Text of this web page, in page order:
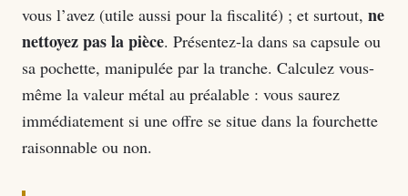
vous l’avez (utile aussi pour la fiscalité) ; et surtout, ne
nettoyez pas la pièce. Présentez-la dans sa capsule ou
sa pochette, manipulée par la tranche. Calculez vous-
même la valeur métal au préalable : vous saurez
immédiatement si une offre se situe dans la fourchette
raisonnable ou non.